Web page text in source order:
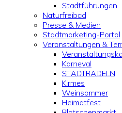
Stadtführungen
Naturfreibad
Presse & Medien
Stadtmarketing-Portal
Veranstaltungen &
Karneval
STADTRADELN
Kirmes
Weinsommer
Heimatfest